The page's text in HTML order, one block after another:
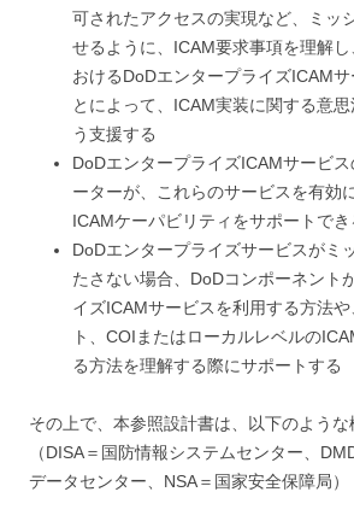
可されたアクセスの実現など、ミッ
せるように、ICAM要求事項を理解
おけるDoDエンタープライズICAM
とによって、ICAM実装に関する意
う支援する
DoDエンタープライズICAMサービ
ーターが、これらのサービスを有効
ICAMケーパビリティをサポートで
DoDエンタープライズサービスがミ
たさない場合、DoDコンポーネント
イズICAMサービスを利用する方法
ト、COIまたはローカルレベルの
る方法を理解する際にサポートする
その上で、本参照設計書は、以下のような
（DISA＝国防情報システムセンター、
データセンター、NSA＝国家安全保障局）